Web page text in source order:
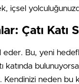
içsel
Çatı
eder. Bu, yeni
katında
Kendinizi neden